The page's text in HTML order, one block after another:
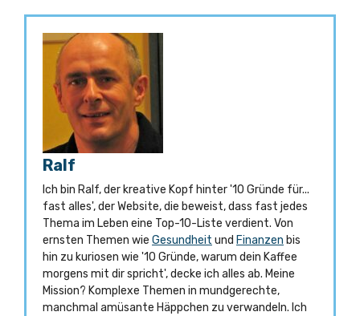
solltest
Ralf
Ich bin Ralf, der kreative Kopf hinter '10 Gründe für...
fast alles', der Website, die beweist, dass fast jedes
Thema im Leben eine Top-10-Liste verdient. Von
ernsten Themen wie Gesundheit und Finanzen bis
hin zu kuriosen wie '10 Gründe, warum dein Kaffee
morgens mit dir spricht', decke ich alles ab. Meine
Mission? Komplexe Themen in mundgerechte,
manchmal amüsante Häppchen zu verwandeln. Ich